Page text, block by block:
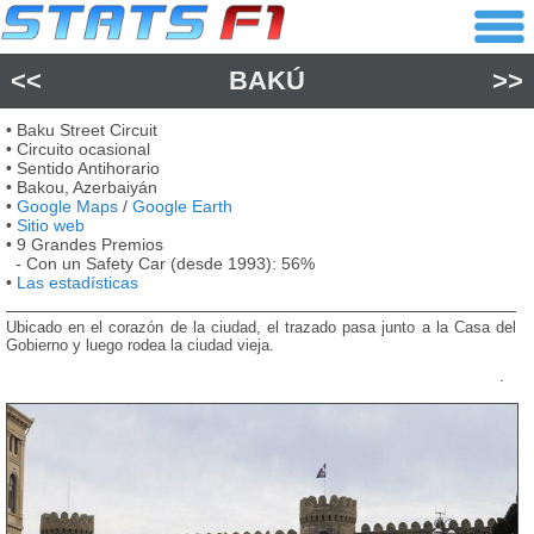
<< BAKÚ >>
• Baku Street Circuit
• Circuito ocasional
• Sentido Antihorario
• Bakou, Azerbaiyán
• Google Maps / Google Earth
• Sitio web
• 9 Grandes Premios
- Con un Safety Car (desde 1993): 56%
• Las estadísticas
Ubicado en el corazón de la ciudad, el trazado pasa junto a la Casa del
Gobierno y luego rodea la ciudad vieja.